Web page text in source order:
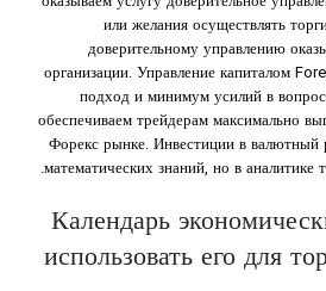
или желания осуществлять
доверительному управлению
организации. Управление капиталом
подход и минимум усилий в
обеспечиваем трейдерам максимально
Форекс рынке. Инвестиции в валютный
математических знаний, но в аналитике
Календарь
использовать его для